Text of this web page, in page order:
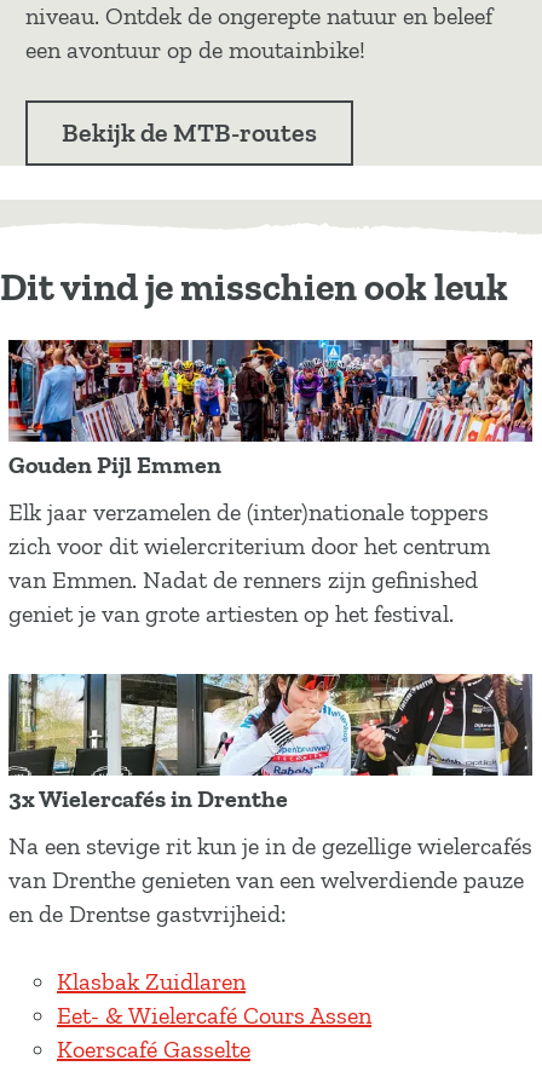
niveau. Ontdek de ongerepte natuur en beleef
een avontuur op de moutainbike!
Bekijk de MTB-routes
Dit vind je misschien ook leuk
Gouden Pijl Emmen
G
o
u
d
n
P
i
j
l
E
m
m
Elk jaar verzamelen de (inter)nationale toppers
zich voor dit wielercriterium door het centrum
van Emmen. Nadat de renners zijn gefinished
geniet je van grote artiesten op het festival.
3x Wielercafés in Drenthe
Na een stevige rit kun je in de gezellige wielercafés
van Drenthe genieten van een welverdiende pauze
en de Drentse gastvrijheid:
Klasbak Zuidlaren
Eet- & Wielercafé Cours Assen
Koerscafé Gasselte